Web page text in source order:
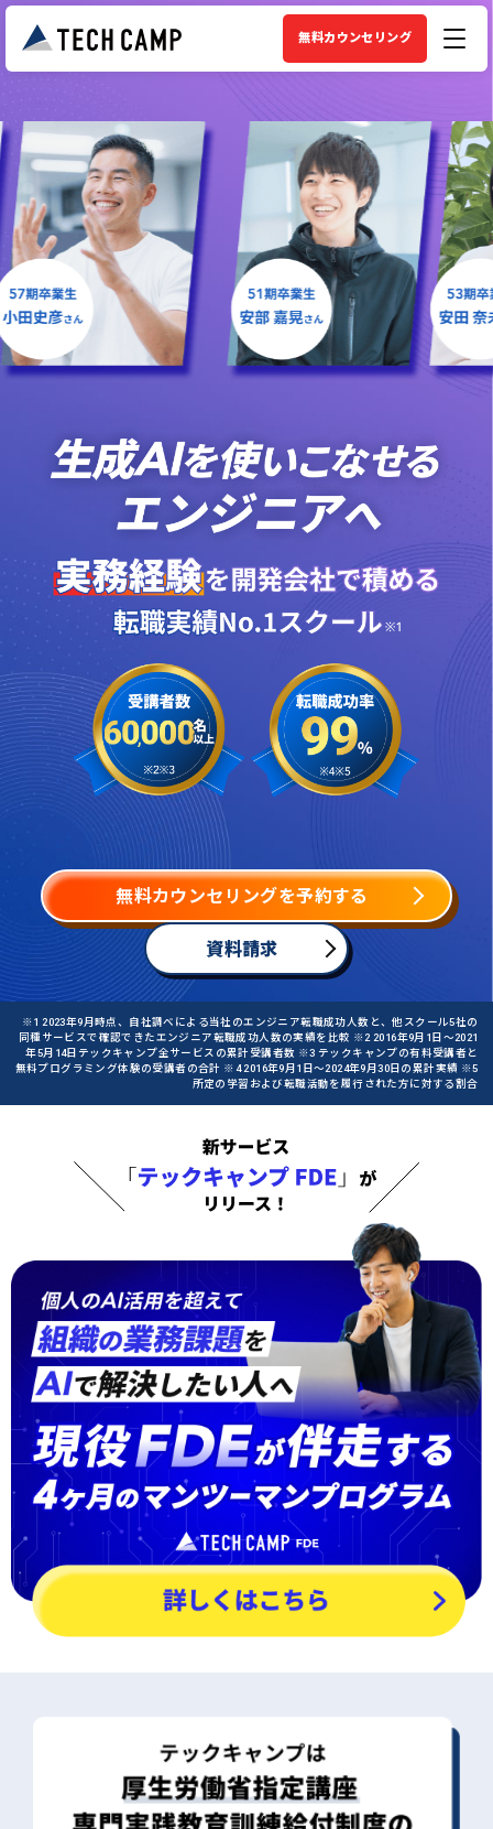
無料カウンセリング
無料カウンセリングを予約する
資料請求
※1 2023年9月時点、自社調べによる当社のエンジニア転職成功人数と、他スクール5社の
同種サービスで確認できたエンジニア転職成功人数の実績を比較 ※2 2016年9月1日〜2021
年5月14日テックキャンプ全サービスの累計受講者数 ※3 テックキャンプの有料受講者と
無料プログラミング体験の受講者の合計 ※4 2016年9月1日〜2024年9月30日の累計実績 ※5
所定の学習および転職活動を履行された方に対する割合